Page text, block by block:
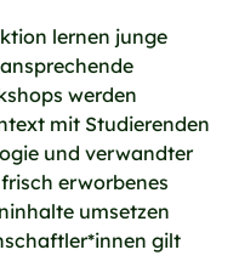
lernen junge
werden
mit Studierenden
und verwandter
erworbenes
umsetzen
gilt